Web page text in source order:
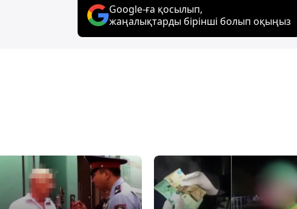
Google-ға қосылып,
жаңалықтарды бірінші болып оқыңыз